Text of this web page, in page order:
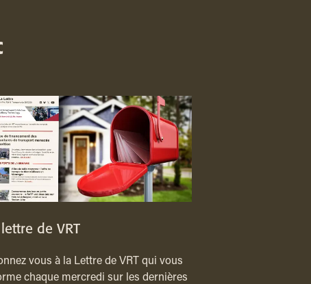
lettre de VRT
vous à la Lettre de VRT qui vous
chaque mercredi sur les dernières